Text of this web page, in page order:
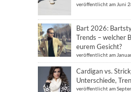
veröffentlicht am Juni
Bart 2026:
Trends – welcher
eurem Gesicht?
veröffentlicht am
Cardigan vs.
Unterschiede,
veröffentlicht am